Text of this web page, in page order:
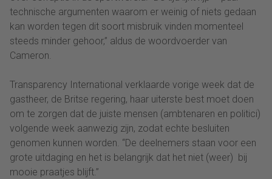
technische argumenten waarom er weinig of niets gedaan
kan worden tegen dit soort misbruik vinden momenteel
steeds minder gehoor,” aldus de woordvoerder van
Cameron.
Transparency International verklaarde vorige week dat de
gastheer, de Britse regering, haar uiterste best moet doen
om te zorgen dat de juiste mensen (ambtenaren en politici)
volgende week aanwezig zijn, zodat echte besluiten
genomen kunnen worden. “De deelnemers staan voor een
grote uitdaging en het is belangrijk dat het niet (weer) bij
mooie praatjes blijft.”